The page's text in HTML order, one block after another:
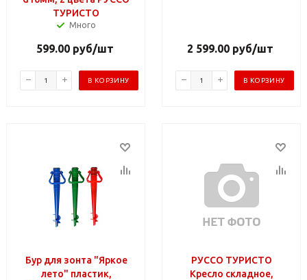
ТУРИСТО
Много
599.00руб/шт
В КОРЗИНУ
2 599.00 руб/шт
В КОРЗИНУ
Бур для зонта "Яркое
лето" пластик,
РУССО ТУРИСТО
Кресло складное,